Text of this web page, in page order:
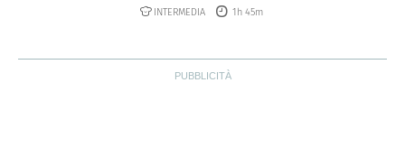
INTERMEDIA 1h 45m